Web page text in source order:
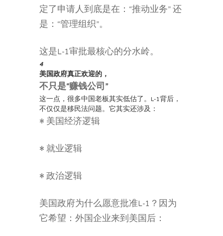
定了申请人到底是在：“推动业务” 还
是：“管理组织”。
这是L-1审批最核心的分水岭。
4
美国政府真正欢迎的，
不只是“赚钱公司”
这一点，很多中国老板其实低估了。L-1背后，
不仅仅是移民法问题。它其实还涉及：
• 美国经济逻辑
• 就业逻辑
• 政治逻辑
美国政府为什么愿意批准L-1？因为
它希望：外国企业来到美国后：